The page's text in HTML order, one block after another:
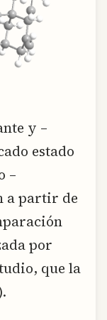
y –
estado
–
a partir de
por
que la